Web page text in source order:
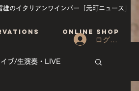
雄のイタリアンワインバー「元町ニュース」
ONLINE SHOP
ログイン
ブ/生演奏・LIVE